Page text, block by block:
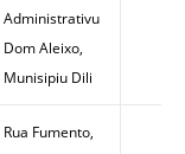
Administrativu
Dom Aleixo,
Munisipiu Dili
Rua Fumento,